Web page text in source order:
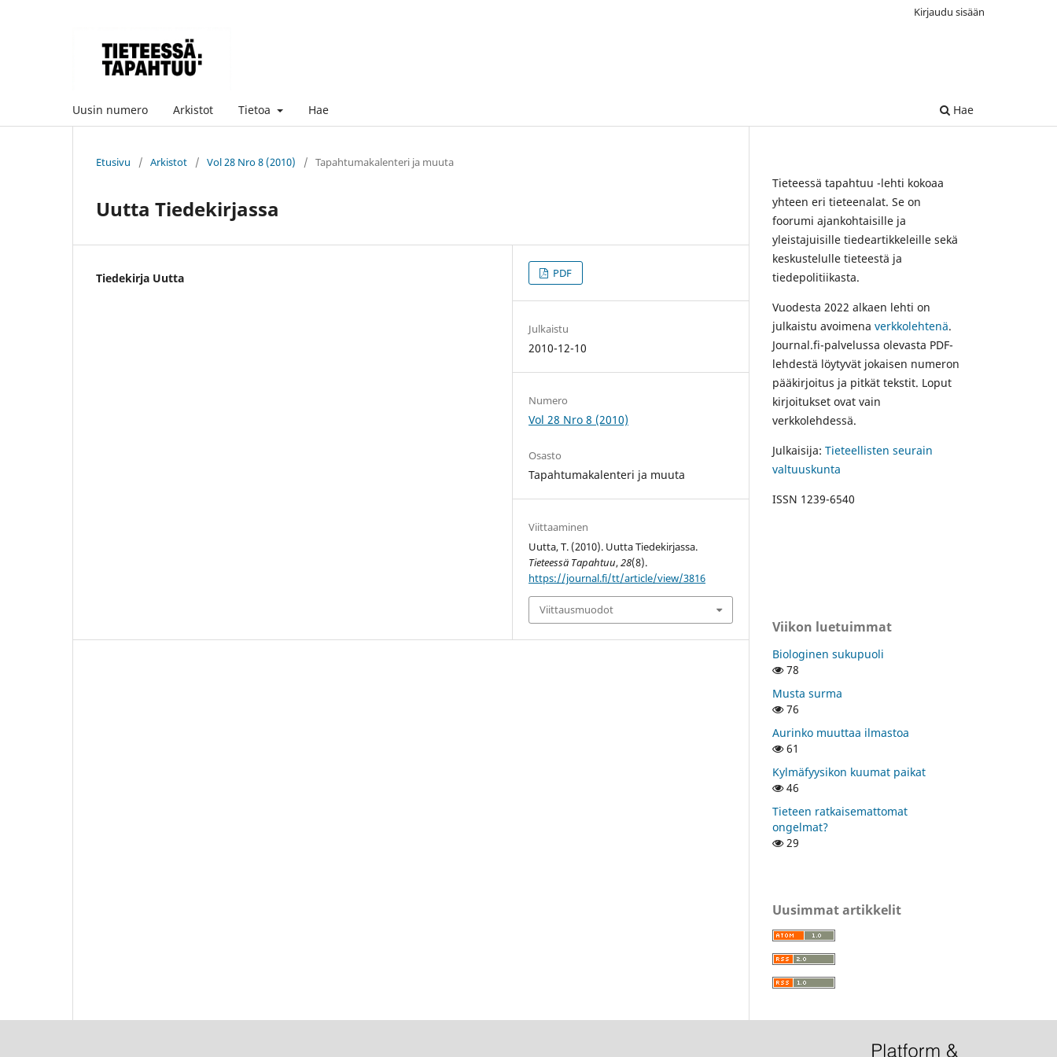
Uusin numero Arkistot Tietoa Hae Hae
Kirjaudu sisään
Etusivu / Arkistot / Vol 28 Nro 8 (2010) / Tapahtumakalenteri ja muuta
Uutta Tiedekirjassa
Tiedekirja Uutta PDF
Julkaistu
2010-12-10
Numero
Vol 28 Nro 8 (2010)
Osasto
Tapahtumakalenteri ja muuta
Viittaaminen
Uutta, T. (2010). Uutta Tiedekirjassa.
Tieteessä Tapahtuu,28(8).
https://journal.fi/tt/article/view/3816
Viittausmuodot
Tieteessä tapahtuu -lehti kokoaa
yhteen eri tieteenalat. Se on
foorumi ajankohtaisille ja
yleistajuisille tiedeartikkeleille sekä
keskustelulle tieteestä ja
tiedepolitiikasta.
Vuodesta 2022 alkaen lehti on
julkaistu avoimena verkkolehtenä.
Journal.fi-palvelussa olevasta PDF-
lehdestä löytyvät jokaisen numeron
pääkirjoitus ja pitkät tekstit. Loput
kirjoitukset ovat vain
verkkolehdessä.
Julkaisija: Tieteellisten seurain
valtuuskunta
ISSN 1239-6540
Viikon luetuimmat
Biologinen sukupuoli
78
Musta surma
76
Aurinko muuttaa ilmastoa
61
Kylmäfyysikon kuumat paikat
46
Tieteen ratkaisemattomat
ongelmat?
29
Uusimmat artikkelit